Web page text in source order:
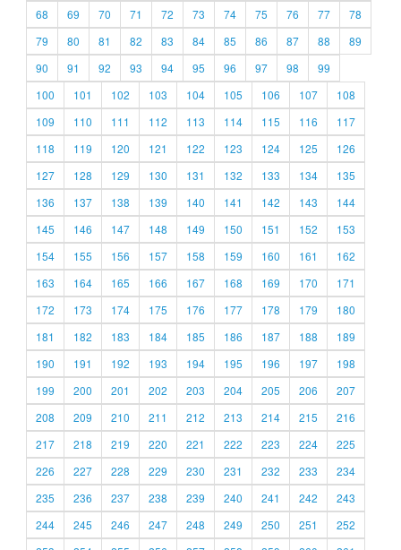
68
69 70 71 72 73 74 75 76 77
78
79
80 81 82 83 84 85 86 87 88
89
90
91 92 93 94 95 96 97 98
99
100
101 102 103 104 105 106 107
108
109
110 111 112 113 114 115 116
117
118
119 120 121 122 123 124 125
126
127
128 129 130 131 132 133 134
135
136
137 138 139 140 141 142 143
144
145
146 147 148 149 150 151 152
153
154
155 156 157 158 159 160 161
162
163
164 165 166 167 168 169 170
171
172
173 174 175 176 177 178 179
180
181
182 183 184 185 186 187 188
189
190
191 192 193 194 195 196 197
198
199
200 201 202 203 204 205 206
207
208
209 210 211 212 213 214 215
216
217
218 219 220 221 222 223 224
225
226
227 228 229 230 231 232 233
234
235
236 237 238 239 240 241 242
243
244
245 246 247 248 249 250 251
252